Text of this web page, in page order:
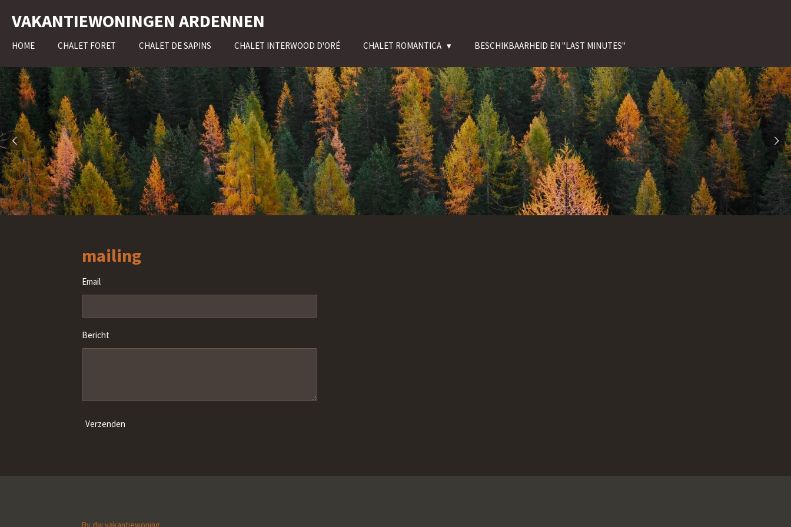
direct
de
VAKANTIEWONINGEN ARDENNEN
HOME CHALET FORET CHALET DE SAPINS CHALET INTERWOOD D'ORÉ CHALET ROMANTICA BESCHIKBAARHEID EN "LAST MINUTES"
mailing
Email
Bericht
Verzenden
Bv dw vakantiewoning